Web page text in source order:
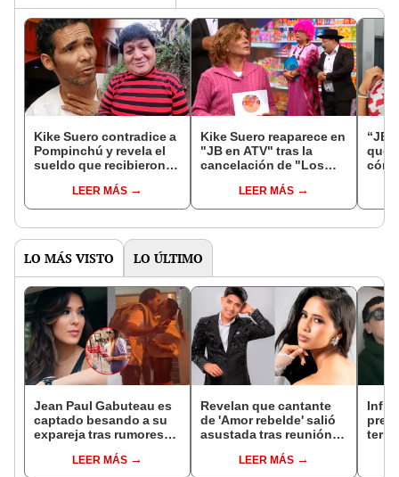
Kike Suero contradice a
Pompinchú y revela el
sueldo que recibieron
la risa"LEER MÁS
Kike Suero reaparece en
"JB en ATV" tras la
cancelación de "Los
LEER MÁS
“JB
qué
LO MÁS VISTO LO ÚLTIMO
Jean Paul Gabuteau es
captado besando a su
expareja tras rumores
esposa Silvia Cornejo
LEER MÁS
Revelan que cantante
de 'Amor rebelde' salió
asustada tras reunión
de La Bella Luz: "Sus
LEER MÁS